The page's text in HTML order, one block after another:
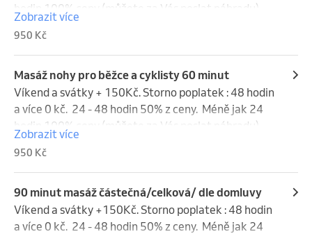
hodin 100% ceny (můžete za Vás poslat náhradu).
Víkend a svátky se do storna nepočítají.
Zobrazit více
950 Kč
Masáž nohy pro běžce a cyklisty 60 minut
Víkend a svátky + 150Kč. Storno poplatek : 48 hodin
a více 0 kč.  24 - 48 hodin 50% z ceny.  Méně jak 24
hodin 100% ceny (můžete za Vás poslat náhradu).
Víkend a svátky se do storna nepočítají.
Zobrazit více
950 Kč
90 minut masáž částečná/celková/ dle domluvy
Víkend a svátky +150Kč. Storno poplatek : 48 hodin
a více 0 kč.  24 - 48 hodin 50% z ceny.  Méně jak 24